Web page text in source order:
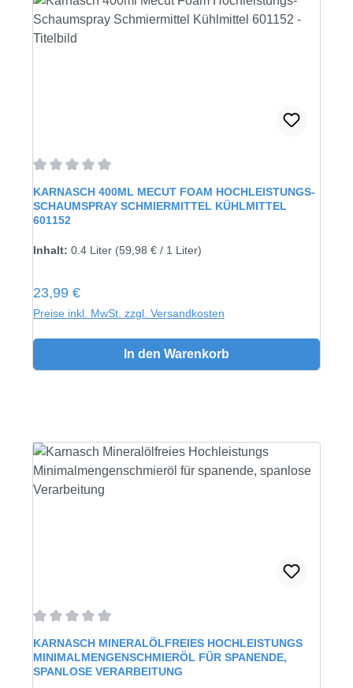
KARNASCH 400ML MECUT FOAM HOCHLEISTUNGS-
SCHAUMSPRAY SCHMIERMITTEL KÜHLMITTEL
601152
Inhalt: 0.4 Liter (59,98 € / 1 Liter)
Regulärer Preis:
23,99 €
Preise inkl. MwSt. zzgl. Versandkosten
In den Warenkorb
Durchschnittliche Bewertung von 0 von 5 Sternen
KARNASCH MINERALÖLFREIES HOCHLEISTUNGS
MINIMALMENGENSCHMIERÖL FÜR SPANENDE,
SPANLOSE VERARBEITUNG